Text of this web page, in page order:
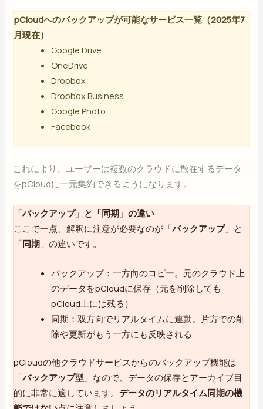
pCloudへのバックアップが可能なサービス一覧（2025年7
月現在）
Google Drive
OneDrive
Dropbox
Dropbox Business
Google Photo
Facebook
これにより、ユーザーは複数のクラウドに散在するデータ
をpCloudに一元集約できるようになります。
「バックアップ」と「同期」の違い
ここで一点、解釈に注意が必要なのが「バックアップ」と
「同期 」の違いです。
バックアップ：一方向のコピー。元のクラウド上
のデータをpCloudに保存（元を削除しても
pCloud上には残る）
同期：双方向でリアルタイムに連動。片方での削
除や更新がもう一方にも反映される
pCloudの他クラウドサービスからのバックアップ機能は
「バックアップ型 」なので、データの保存とアーカイブ目
的に非常に適しています。データのリアルタイム同期の機